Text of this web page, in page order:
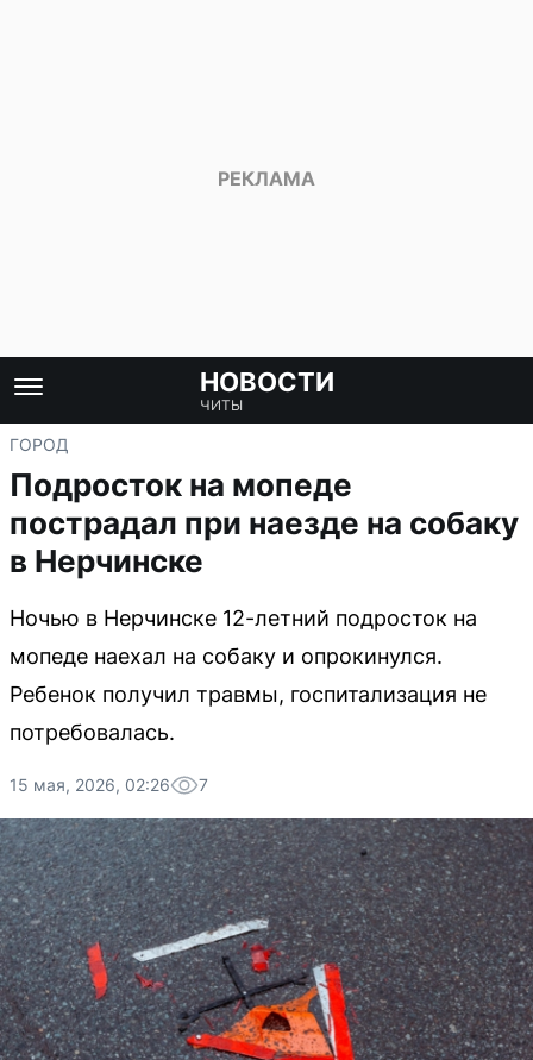
НОВОСТИ
ЧИТЫ
ГОРОД
Подросток на мопеде
пострадал при наезде на собаку
в Нерчинске
Ночью в Нерчинске 12-летний подросток на
мопеде наехал на собаку и опрокинулся.
Ребенок получил травмы, госпитализация не
потребовалась.
15 мая, 2026, 02:26 7